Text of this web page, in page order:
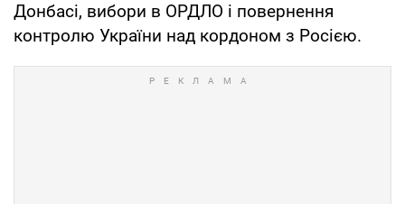
Донбасі, вибори в ОРДЛО і повернення
контролю України над кордоном з Росією.